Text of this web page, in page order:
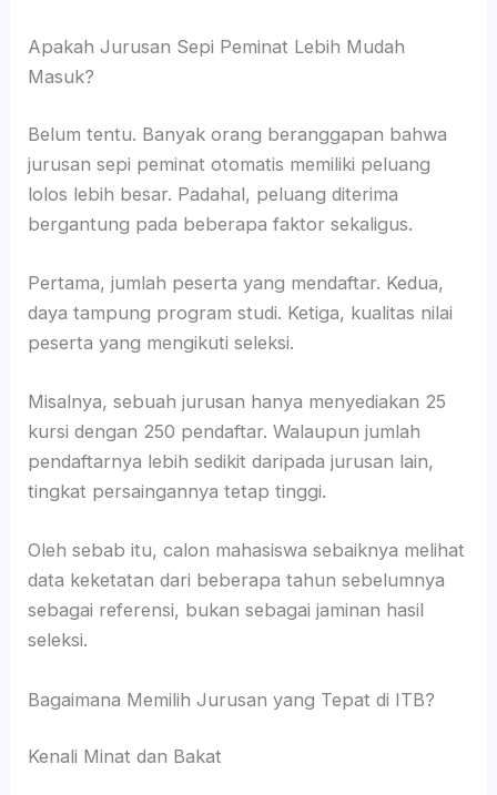
Apakah Jurusan Sepi Peminat Lebih Mudah
Masuk?
Belum tentu. Banyak orang beranggapan bahwa
jurusan sepi peminat otomatis memiliki peluang
lolos lebih besar. Padahal, peluang diterima
bergantung pada beberapa faktor sekaligus.
Pertama, jumlah peserta yang mendaftar. Kedua,
daya tampung program studi. Ketiga, kualitas nilai
peserta yang mengikuti seleksi.
Misalnya, sebuah jurusan hanya menyediakan 25
kursi dengan 250 pendaftar. Walaupun jumlah
pendaftarnya lebih sedikit daripada jurusan lain,
tingkat persaingannya tetap tinggi.
Oleh sebab itu, calon mahasiswa sebaiknya melihat
data keketatan dari beberapa tahun sebelumnya
sebagai referensi, bukan sebagai jaminan hasil
seleksi.
Bagaimana Memilih Jurusan yang Tepat di ITB?
Kenali Minat dan Bakat